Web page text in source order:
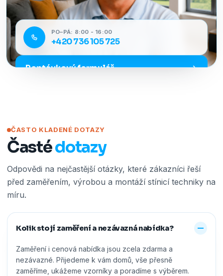
PO–PÁ: 8:00 - 16:00
+420 736 105 725
Poptávkový formulář
ČASTO KLADENÉ DOTAZY
Častédotazy
Odpovědi na nejčastější otázky, které zákazníci řeší
před zaměřením, výrobou a montáží stínicí techniky na
míru.
Kolik stojí zaměření a nezávazná nabídka?
Zaměření i cenová nabídka jsou zcela zdarma a
nezávazné. Přijedeme k vám domů, vše přesně
zaměříme, ukážeme vzorníky a poradíme s výběrem.